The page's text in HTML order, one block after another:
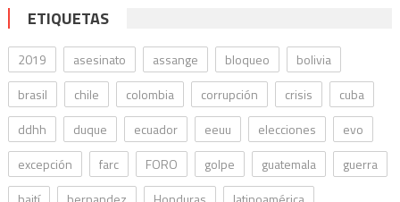
ETIQUETAS
2019 asesinato assange bloqueo
bolivia
brasil
chile colombia corrupción crisis
cuba
ddhh
duque ecuador eeuu elecciones
evo
excepción
farc FORO golpe guatemala
guerra